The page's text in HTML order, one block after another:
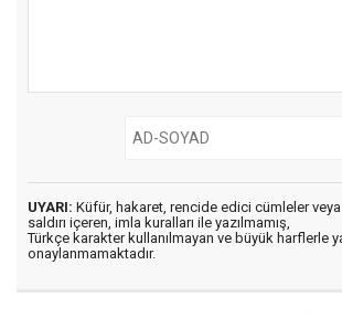
UYARI: Küfür, hakaret, rencide edici cümleler
saldırı içeren, imla kuralları ile yazılmamış,
Türkçe karakter kullanılmayan ve büyük harflerle
onaylanmamaktadır.